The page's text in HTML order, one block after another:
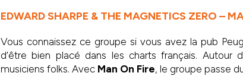
EDWARD SHARPE & THE MAGNETICS ZERO –
Vous connaissez ce groupe si vous avez la pub
d’être bien placé dans les charts français. Autour
musiciens folks. Avec Man On Fire, le groupe passe